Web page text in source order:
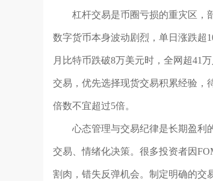
杠杆交易是币圈亏损的重灾区，
数字货币本身波动剧烈，单日涨跌超
月比特币跌破8万美元时，全网超41
交易，优先选择现货交易积累经验，
倍数不宜超过5倍。
心态管理与交易纪律是长期盈利
交易、情绪化决策。很多投资者因
割肉，错失反弹机会。制定明确的交